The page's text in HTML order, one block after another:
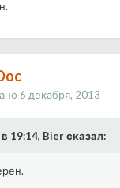
6 декабря, 2013
19:14, Bier сказал: